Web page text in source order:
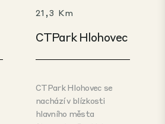
21,3 Km
CTPark Hlohovec
CTPark Hlohovec se
nachází v blízkosti
hlavního města